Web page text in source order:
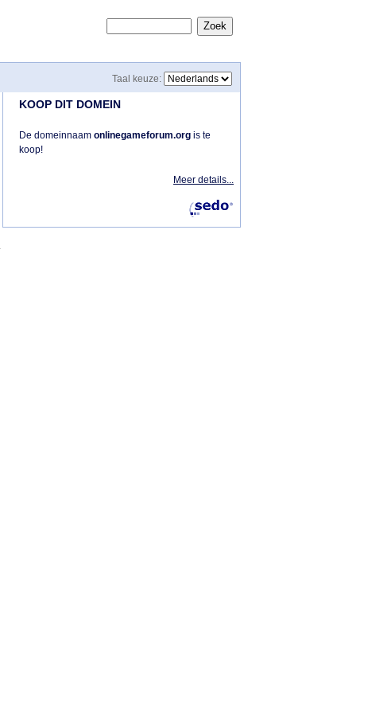
Zoek
Taal keuze:
KOOP DIT DOMEIN
De domeinnaam onlinegameforum.org is te
koop!
Meer details...